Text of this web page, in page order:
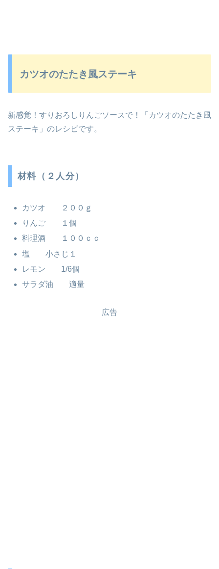
カツオのたたき風ステーキ
新感覚！すりおろしりんごソースで！「カツオのたたき風
ステーキ」のレシピです。
材料（２人分）
カツオ ２００ｇ
りんご １個
料理酒 １００ｃｃ
塩 小さじ１
レモン 1/6個
サラダ油 適量
広告